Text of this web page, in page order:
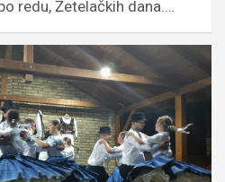
redu, Žetelačkih dana.…